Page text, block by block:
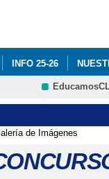
INFO 25-26
INFÓRMATE
ENGLISH PROJECT:
de Imágenes